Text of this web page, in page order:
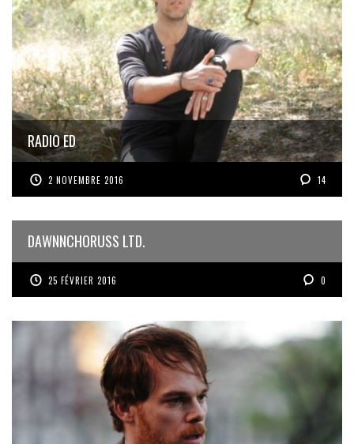
RADIO ED
2 NOVEMBRE 2016 14
DAWNNCHORUSS LTD.
25 FÉVRIER 2016 0